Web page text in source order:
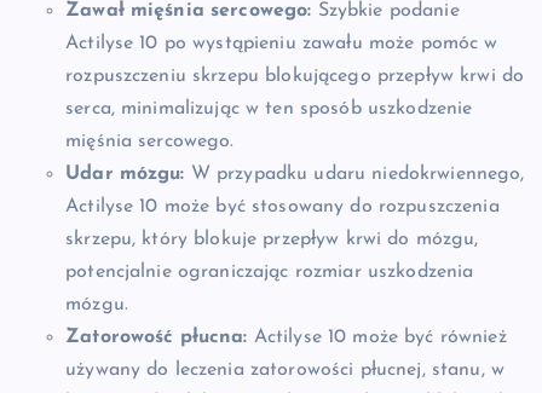
Zawał mięśnia sercowego: Szybkie podanie
Actilyse 10 po wystąpieniu zawału może pomóc w
rozpuszczeniu skrzepu blokującego przepływ krwi do
serca, minimalizując w ten sposób uszkodzenie
mięśnia sercowego.
Udar mózgu: W przypadku udaru niedokrwiennego,
Actilyse 10 może być stosowany do rozpuszczenia
skrzepu, który blokuje przepływ krwi do mózgu,
potencjalnie ograniczając rozmiar uszkodzenia
mózgu.
Zatorowość płucna: Actilyse 10 może być również
używany do leczenia zatorowości płucnej, stanu, w